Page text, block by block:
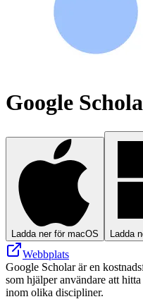
Google
Ladda ner för macOS Ladda
Webbplats
Google Scholar är en
som hjälper användare att
inom olika discipliner.